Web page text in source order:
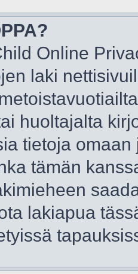
Online
laki
huoltajalta
tietoja
tämän
lakiapua